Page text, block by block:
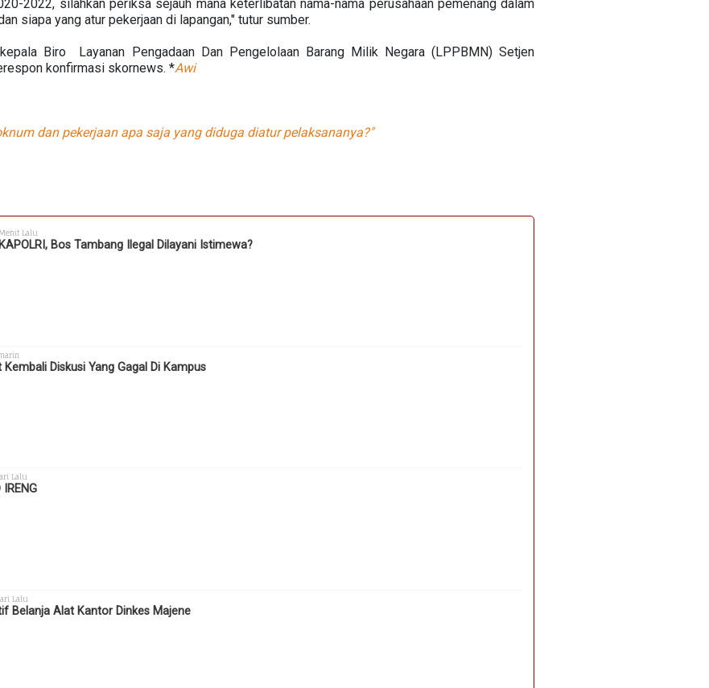
2022, silahkan periksa sejauh mana keterlibatan nama-nama perusahaan pemenang dalam
siapa yang atur pekerjaan di lapangan," tutur sumber.
Biro Layanan Pengadaan Dan Pengelolaan Barang Milik Negara (LPPBMN) Setjen
konfirmasi skornews. *Awi
dan pekerjaan apa saja yang diduga diatur pelaksananya?"
Lalu
Bos Tambang Ilegal Dilayani Istimewa?
Kembali Diskusi Yang Gagal Di Kampus
Lalu
IRENG
Lalu
Belanja Alat Kantor Dinkes Majene